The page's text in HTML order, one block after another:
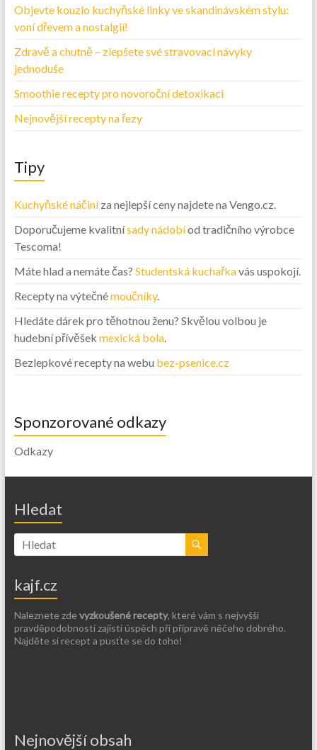
Objevte kouzlo kuchyňské linky ve skandinávském stylu:
voní dřevem a nostalgií!
Zdravě a chutně – zlepšete své stravovací návyky
jednoduše
Smoothie recepty pro novoroční detoxikaci
Nejnovější recepty na řezy
Tipy
Kuchyňské náčiníza nejlepší ceny najdete na Vengo.cz.
Doporučujeme kvalitnísady nádobíod tradičního výrobce
Tescoma!
Máte hlad a nemáte čas? Studentská kuchařkavás uspokojí.
Recepty na výtečnémoučníky.
Hledáte dárek pro těhotnou ženu? Skvělou volbou je
hudební přívěšek mexická bola.
Bezlepkové recepty na webu bez-psenice.cz
Sponzorované odkazy
Odkazy
Hledat
kajf.cz
Naleznete zde vyzkoušené recepty, které vám s nejvyšší
pravděpodobností zajistí úspěch při přípravě něčeho dobrého.
Najděte si recept a pusťte se do toho!
Nejnovější obsah